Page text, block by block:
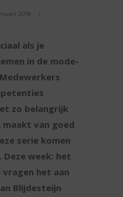
2018
als je
in de mode-
zo belangrijk
van goed
serie komen
week: het
vragen het aan
Blijdesteijn